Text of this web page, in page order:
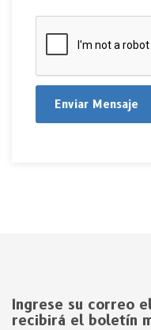
Enviar Mensaje
Ingrese su correo
recibirá el boletín